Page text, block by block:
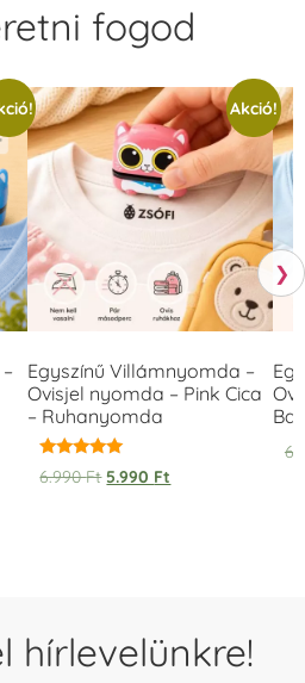
fogod
Akció!
Egyszínű Villámnyomda –
Ovisjel nyomda – Pink Cica
– Ruhanyomda
Értékelés:
5.00
6.990Ft 5.990 Ft
❯
hírlevelünkre!